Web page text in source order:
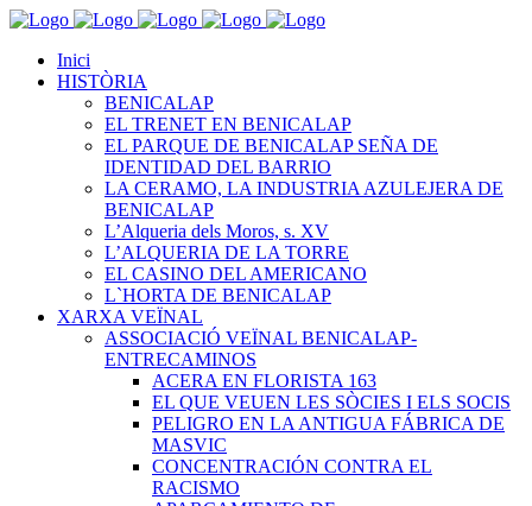
Inici
HISTÒRIA
BENICALAP
EL TRENET EN BENICALAP
EL PARQUE DE BENICALAP SEÑA DE
IDENTIDAD DEL BARRIO
LA CERAMO, LA INDUSTRIA AZULEJERA DE
BENICALAP
L’Alqueria dels Moros, s. XV
L’ALQUERIA DE LA TORRE
EL CASINO DEL AMERICANO
L`HORTA DE BENICALAP
XARXA VEÏNAL
ASSOCIACIÓ VEÏNAL BENICALAP-
ENTRECAMINOS
ACERA EN FLORISTA 163
EL QUE VEUEN LES SÒCIES I ELS SOCIS
PELIGRO EN LA ANTIGUA FÁBRICA DE
MASVIC
CONCENTRACIÓN CONTRA EL
RACISMO